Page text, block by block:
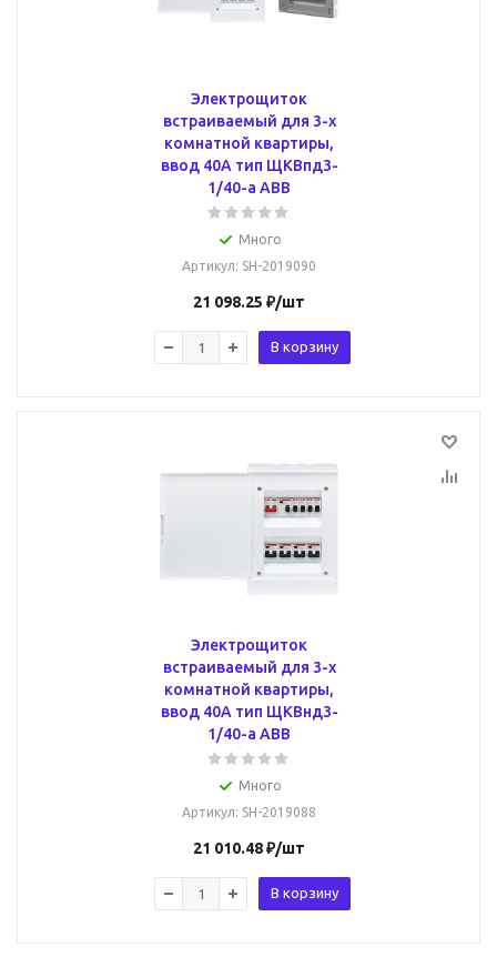
Электрощиток
встраиваемый для 3-х
комнатной квартиры,
ввод 40А тип ЩКВпд3-
1/40-a ABB
Много
Артикул: SH-2019090
21 098.25 ₽/шт
В корзину
Электрощиток
встраиваемый для 3-х
комнатной квартиры,
ввод 40А тип ЩКВнд3-
1/40-a ABB
Много
Артикул: SH-2019088
21 010.48₽/шт
В корзину